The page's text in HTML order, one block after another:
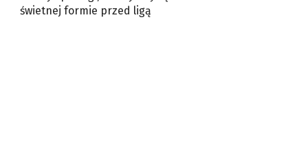
świetnej formie przed ligą